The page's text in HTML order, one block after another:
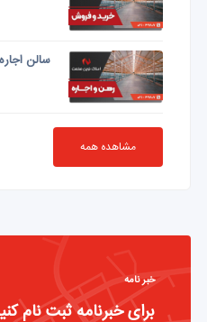
سالن اجاره
مشاهده همه
خبر نامه
برای خبرنامه ثبت نام